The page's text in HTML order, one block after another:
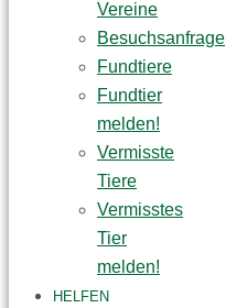
Vereine
Besuchsanfrage
Fundtiere
Fundtier
melden!
Vermisste
Tiere
Vermisstes
Tier
melden!
HELFEN